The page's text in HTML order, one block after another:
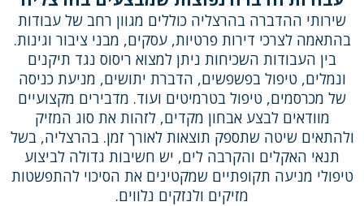
שירותי ההדברה בהרצליה כוללים מגוון רחב של עבודות
בהתאמה לצרכי דירות פרטיות, עסקים, מבני ציבור וגינות.
בין העבודות השכיחות ניתן למצוא ריסוס נגד תיקנים
ונמלים, טיפול בפשפשים, הדברת יתושים, מניעת כניסה
של מכרסמים, טיפול בטרמיטים ועוד. מדבירים מקצועיים
מוודאים לבצע אבחון מקדים, לזהות את סוג המזיק
ולהתאים שיטה שתספק תוצאות לאורך זמן. בהרצליה, בשל
תנאי האקלים והקרבה לים, יש חשיבות גדולה לביצוע
טיפולי מניעה תקופתיים שמקטינים את הסיכוי להתפשטות
מזיקים ולנזקים נלווים.